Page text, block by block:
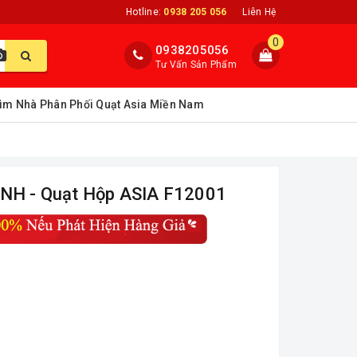
Hotline: 0938 205 056 Liên Hệ
0
0938205056
Tư Vấn Sản Phẩm
Nhà Phân Phối Quạt Asia Miền Nam
- Quạt Hộp ASIA F12001